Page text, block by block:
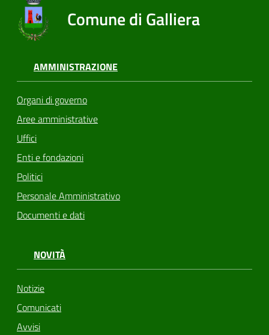
Comune di Galliera
AMMINISTRAZIONE
Organi di governo
Aree amministrative
Uffici
Enti e fondazioni
Politici
Personale Amministrativo
Documenti e dati
NOVITÀ
Notizie
Comunicati
Avvisi